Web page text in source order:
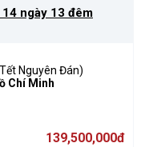
ngày 13 đêm
Nguyên Đán)
Chí Minh
139,500,000đ